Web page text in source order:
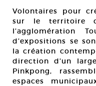
Volontaires pour
sur le territoire
l’agglomération
d’expositions se
la création
direction d’un
Pinkpong,
espaces